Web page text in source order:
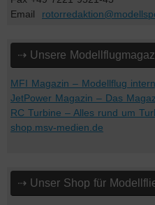
Email
⇢ Unsere
MFI Magazin – Modellflug
JetPower Magazin – Das
RC Turbine – Alles rund um
shop.msv-medien.de
⇢ Unser Shop für